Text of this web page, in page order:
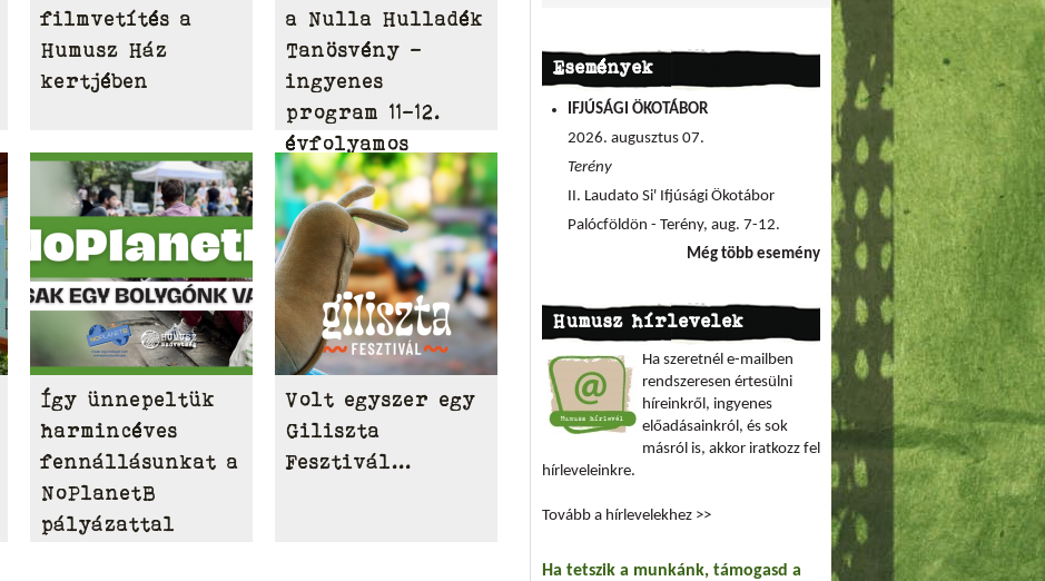
filmvetítés a
Humusz Ház
kertjében
a Nulla Hulladék
Tanösvény –
ingyenes
program 11-12.
évfolyamos
diákoknak
Így ünnepeltük
harmincéves
fennállásunkat a
NoPlanetB
pályázattal
Volt egyszer egy
Giliszta
Fesztivál...
Események
IFJÚSÁGI ÖKOTÁBOR
2026. augusztus 07.
Terény
II. Laudato Si' Ifjúsági Ökotábor
Palócföldön - Terény, aug. 7-12.
Még több esemény
Humusz hírlevelek
Ha szeretnél e-mailben
rendszeresen értesülni
híreinkről, ingyenes
előadásainkról, és sok
másról is, akkor iratkozz fel
hírleveleinkre.
Tovább a hírlevelekhez >>
Ha tetszik a munkánk, támogasd a